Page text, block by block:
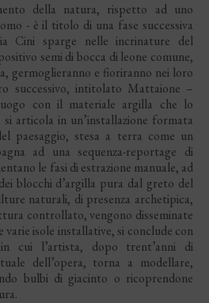
della natura, rispetto ad uno
- è il titolo di una fase successiva
Cini sparge nelle incrinature del
semi di bocca di leone comune,
germoglieranno e fioriranno nei loro
successivo, intitolato Mattaione –
con il materiale argilla che lo
articola in un’installazione formata
paesaggio, stesa a terra come un
ad una sequenza-reportage di
le fasi di estrazione manuale, ad
blocchi d’argilla pura dal greto del
naturali, di presenza archetipica,
controllato, vengono disseminate
isole installative, si conclude con
cui l’artista, dopo trent’anni di
dell’opera, torna a modellare,
bulbi di giacinto o ricoprendone